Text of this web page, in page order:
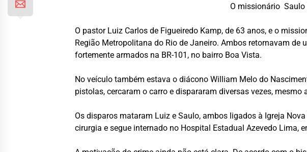
O missionário Saulo
O pastor Luiz Carlos de Figueiredo Kamp, de 63 anos, e o
Região Metropolitana do Rio de Janeiro. Ambos retornavam
fortemente armados na BR-101, no bairro Boa Vista.
No veículo também estava o diácono William Melo do
pistolas, cercaram o carro e dispararam diversas vezes,
Os disparos mataram Luiz e Saulo, ambos ligados à Igreja
cirurgia e segue internado no Hospital Estadual Azevedo Lima,